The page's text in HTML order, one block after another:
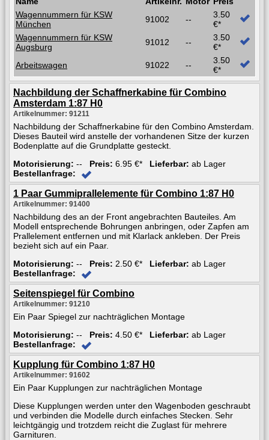
Wagennummern für KSW
München
91002 --
3.50
€*
Wagennummern für KSW
Augsburg
91012 --
3.50
€*
Arbeitswagen
91022 --
3.50
€*
Nachbildung der Schaffnerkabine für Combino
Amsterdam 1:87 H0
Artikelnummer: 91211
Nachbildung der Schaffnerkabine für den Combino Amsterdam.
Dieses Bauteil wird anstelle der vorhandenen Sitze der kurzen
Bodenplatte auf die Grundplatte gesteckt.
Motorisierung: -- Preis: 6.95 €* Lieferbar: ab Lager
Bestellanfrage:
1 Paar Gummiprallelemente für Combino 1:87 H0
Artikelnummer: 91400
Nachbildung des an der Front angebrachten Bauteiles. Am
Modell entsprechende Bohrungen anbringen, oder Zapfen am
Prallelement entfernen und mit Klarlack ankleben. Der Preis
bezieht sich auf ein Paar.
Motorisierung: -- Preis: 2.50 €* Lieferbar: ab Lager
Bestellanfrage:
Seitenspiegel für Combino
Artikelnummer: 91210
Ein Paar Spiegel zur nachträglichen Montage
Motorisierung: -- Preis: 4.50 €* Lieferbar: ab Lager
Bestellanfrage:
Kupplung für Combino 1:87 H0
Artikelnummer: 91602
Ein Paar Kupplungen zur nachträglichen Montage
Diese Kupplungen werden unter den Wagenboden geschraubt
und verbinden die Modelle durch einfaches Stecken. Sehr
leichtgängig und trotzdem reicht die Zuglast für mehrere
Garnituren.